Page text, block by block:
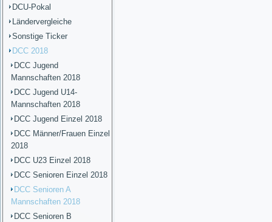
DCU-Pokal
Ländervergleiche
Sonstige Ticker
DCC 2018
DCC Jugend
Mannschaften 2018
DCC Jugend U14-
Mannschaften 2018
DCC Jugend Einzel 2018
DCC Männer/Frauen Einzel
2018
DCC U23 Einzel 2018
DCC Senioren Einzel 2018
DCC Senioren A
Mannschaften 2018
DCC Senioren B